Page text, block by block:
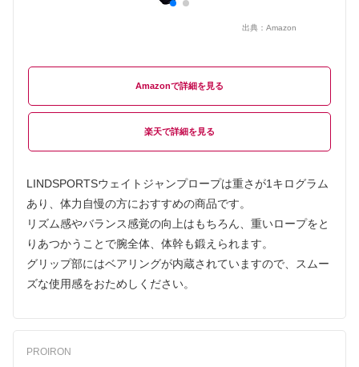
出典： Amazon
Amazon
楽天
LINDSPORTSウェイトジャンプロープは重さが1キログラム
あり、体力自慢の方におすすめの商品です。
リズム感やバランス感覚の向上はもちろん、重いロープをと
りあつかうことで腕全体、体幹も鍛えられます。
グリップ部にはベアリングが内蔵されていますので、スムー
ズな使用感をおためしください。
PROIRON